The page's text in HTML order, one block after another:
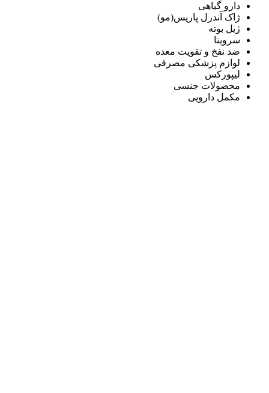
دارو گیاهی
ژاک آندرل پاریس(مو)
ژیل بوته
سروینا
ضد نفخ و تقویت معده
لوازم پزشکی مصرفی
لیپورکس
محصولات جنسی
مکمل دارویی